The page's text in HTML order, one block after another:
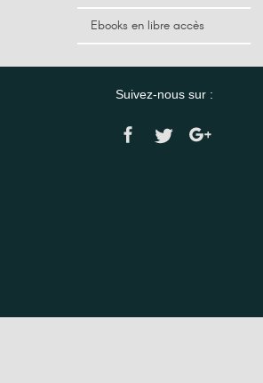
Ebooks en libre accès
Suivez-nous sur :